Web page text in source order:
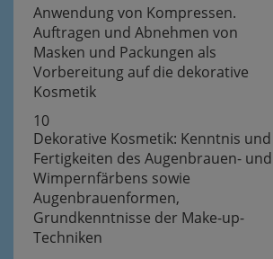
Anwendung von Kompressen.
Auftragen und Abnehmen von
Masken und Packungen als
Vorbereitung auf die dekorative
Kosmetik
10
Dekorative Kosmetik: Kenntnis und
Fertigkeiten des Augenbrauen- und
Wimpernfärbens sowie
Augenbrauenformen,
Grundkenntnisse der Make-up-
Techniken